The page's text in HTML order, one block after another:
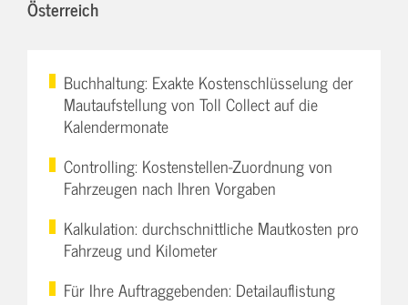
Österreich
Buchhaltung: Exakte Kostenschlüsselung der
Mautaufstellung von Toll Collect auf die
Kalendermonate
Controlling: Kostenstellen-Zuordnung von
Fahrzeugen nach Ihren Vorgaben
Kalkulation: durchschnittliche Mautkosten pro
Fahrzeug und Kilometer
Für Ihre Auftraggebenden: Detailauflistung